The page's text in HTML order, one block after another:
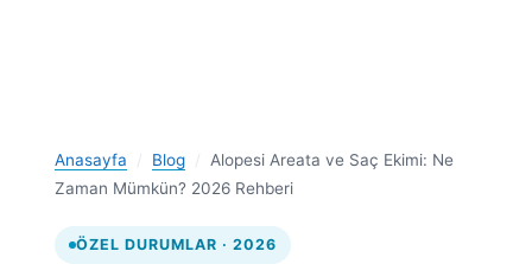
Anasayfa / Blog / Alopesi Areata ve Saç Ekimi: Ne
Zaman Mümkün? 2026 Rehberi
ÖZEL DURUMLAR · 2026